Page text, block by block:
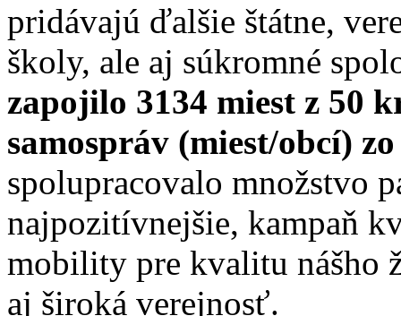
pridávajú ďalšie štátne,
školy, ale aj súkromné
zapojilo 3134 miest z 50
samospráv (miest/obcí)
spolupracovalo množstvo
najpozitívnejšie, kampaň
mobility pre kvalitu nášho
aj široká verejnosť.